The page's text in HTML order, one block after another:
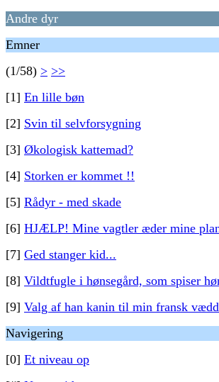
Andre dyr
Emner
(1/58) > >>
[1] En lille bøn
[2] Svin til selvforsygning
[3] Økologisk kattemad?
[4] Storken er kommet !!
[5] Rådyr - med skade
[6] HJÆLP! Mine vagtler æder mine
[7] Ged stanger kid...
[8] Vildtfugle i hønsegård, som spiser
[9] Valg af han kanin til min fransk
Navigering
[0] Et niveau op